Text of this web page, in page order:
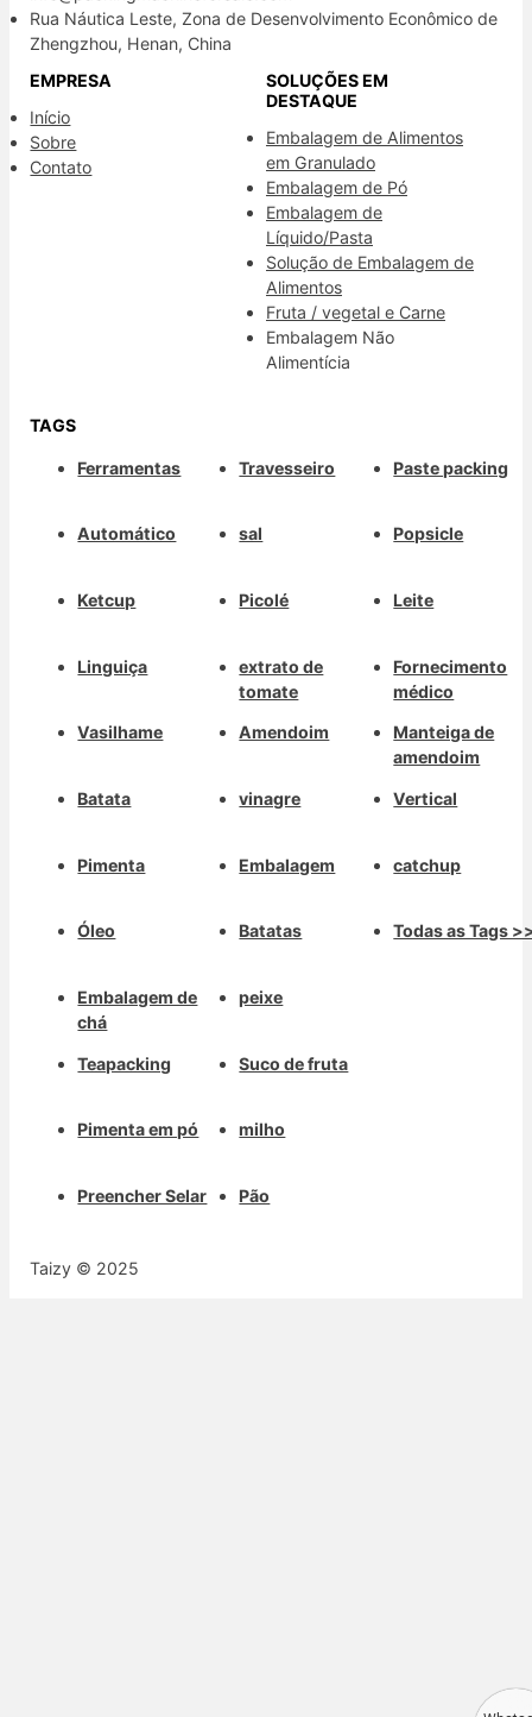
Rua Náutica Leste, Zona de Desenvolvimento Econômico de
Zhengzhou, Henan, China
EMPRESA
Início
Sobre
Contato
SOLUÇÕES EM
DESTAQUE
Embalagem de Alimentos
em Granulado
Embalagem de Pó
Embalagem de
Líquido/Pasta
Solução de Embalagem de
Alimentos
Fruta / vegetal e Carne
Embalagem Não
Alimentícia
TAGS
Ferramentas
Automático
Ketcup
Linguiça
Vasilhame
Batata
Pimenta
Óleo
Embalagem de
chá
Teapacking
Pimenta em pó
Preencher Selar
Travesseiro
sal
Picolé
extrato de
tomate
Amendoim
vinagre
Embalagem
Batatas
peixe
Suco de fruta
milho
Pão
Paste packing
Popsicle
Leite
Fornecimento
médico
Manteiga de
amendoim
Vertical
catchup
Todas as Tags
Taizy © 2025